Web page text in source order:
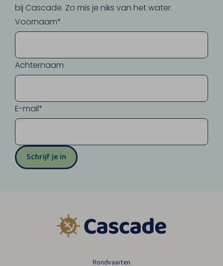
bij Cascade. Zo mis je niks van het water.
Voornaam*
Achternaam
E-mail*
Schrijf je in
Rondvaarten